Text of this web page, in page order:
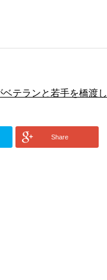
テランと若手を橋渡し
Share